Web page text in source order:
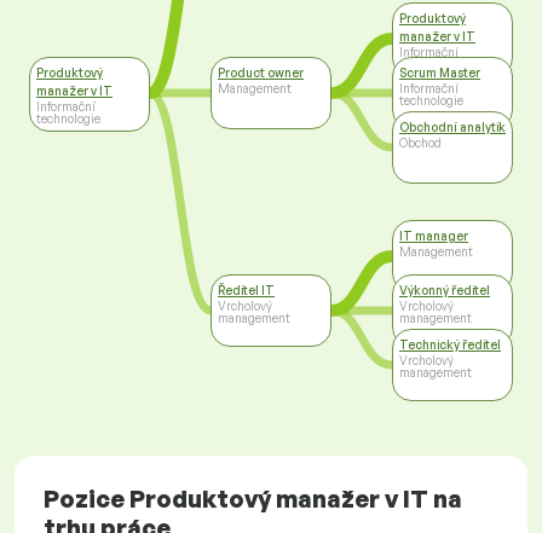
Produktový
manažer v IT
Informační
technologie
Product owner
Management
Ředitel IT
Vrcholový
management
Produktový
manažer v IT
Informační
technologie
Scrum Master
Informační
technologie
Obchodní analytik
Obchod
IT manager
Management
Výkonný ředitel
Vrcholový
management
Technický ředitel
Vrcholový
management
Pozice Produktový manažer v IT na